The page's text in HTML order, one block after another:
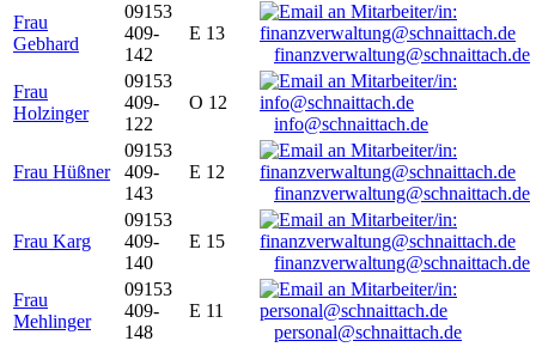
Frau
Gebhard
09153
409-
142
E 13
finanzverwaltung@schnaittach.de
Frau
Holzinger
09153
409-
122
O 12
info@schnaittach.de
Frau Hüßner
09153
409-
143
E 12
finanzverwaltung@schnaittach.de
Frau Karg
09153
409-
140
E 15
finanzverwaltung@schnaittach.de
Frau
Mehlinger
09153
409-
148
E 11
personal@schnaittach.de